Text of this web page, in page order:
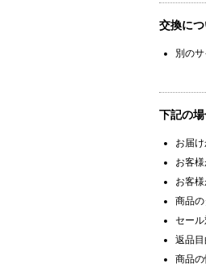
交換に
別の
下記の
お届
お客
お客
商品
セー
返品
商品